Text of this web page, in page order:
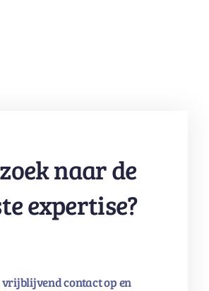
naar de
expertise?
vrijblijvend contact op en